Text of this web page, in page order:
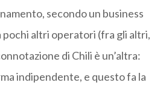
secondo un business
pochi altri operatori (fra gli altri,
di Chili è un’altra:
indipendente, e questo fa la